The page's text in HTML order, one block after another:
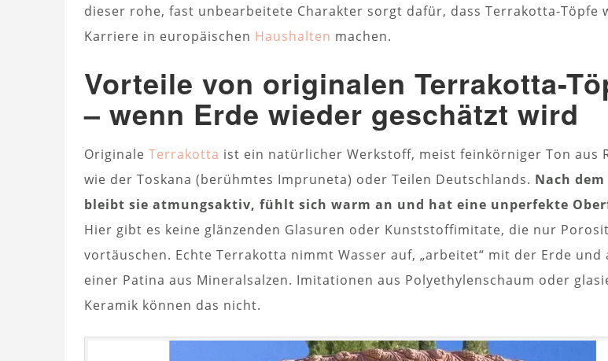
dieser rohe, fast unbearbeitete Charakter sorgt dafür, dass Terrakotta-Töpfe
Karriere in europäischen Haushalten machen.
Vorteile von originalen Terrakotta-
– wenn Erde wieder geschätzt wird
Originale Terrakotta ist ein natürlicher Werkstoff, meist feinkörniger Ton aus
wie der Toskana (berühmtes Impruneta) oder Teilen Deutschlands. Nach
bleibt sie atmungsaktiv, fühlt sich warm an und hat eine unperfekte
Hier gibt es keine glänzenden Glasuren oder Kunststoffimitate, die nur
vortäuschen. Echte Terrakotta nimmt Wasser auf, „arbeitet“ mit der Erde
einer Patina aus Mineralsalzen. Imitationen aus Polyethylenschaum oder
Keramik können das nicht.